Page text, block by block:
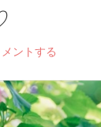
メントする